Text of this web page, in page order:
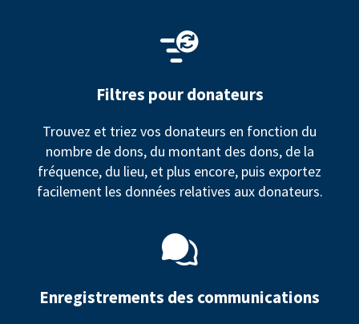
Filtres pour donateurs
Trouvez et triez vos donateurs en fonction du
nombre de dons, du montant des dons, de la
fréquence, du lieu, et plus encore, puis exportez
facilement les données relatives aux donateurs.
Enregistrements des communications